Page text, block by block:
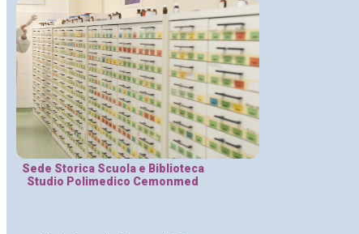
Sede Storica Scuola e Biblioteca
Studio Polimedico Cemonmed